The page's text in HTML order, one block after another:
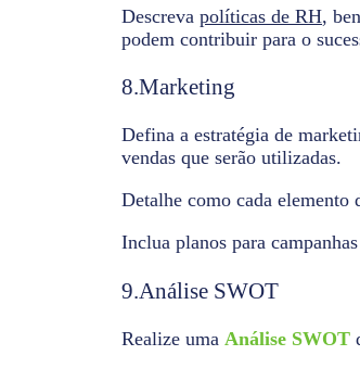
Descreva políticas de RH,
podem contribuir para o
8.Marketing
Defina a estratégia de
vendas que serão utilizadas.
Detalhe como cada elemento
Inclua planos para
9.Análise SWOT
Realize uma Análise SWOT